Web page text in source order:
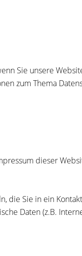
Sie unsere
zum Thema
dieser
die Sie in ein
Daten (z.B.